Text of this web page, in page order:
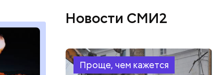
Новости СМИ2
Проще, чем кажется